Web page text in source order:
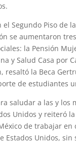
el Segundo Piso de
se aumentaron
la Pensión
y Salud Casa por
resaltó la Beca
de estudiantes
saludar a las y los
Unidos y reiteró
de trabajar en
Estados Unidos,